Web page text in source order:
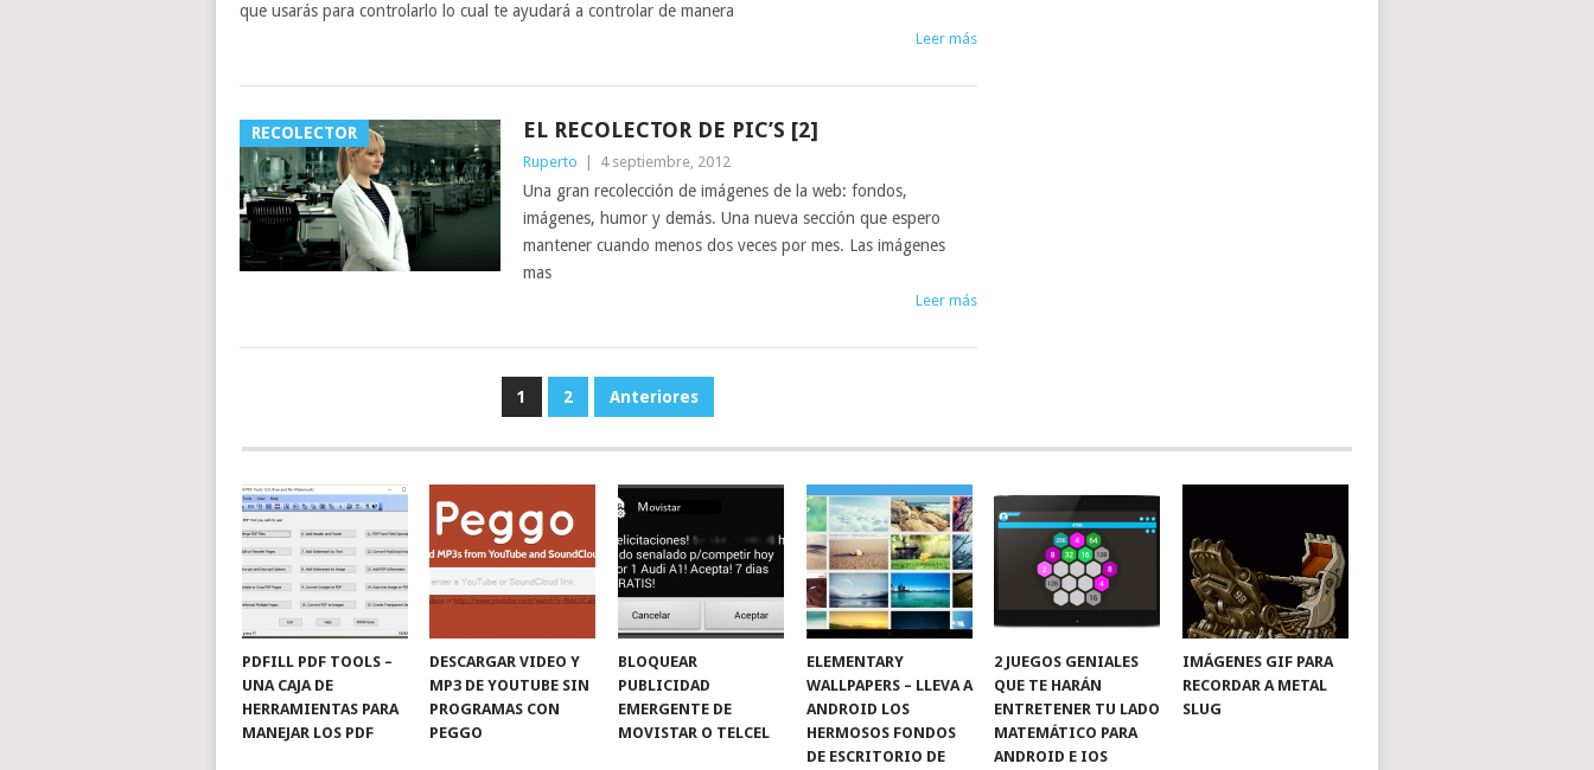
que usarás para controlarlo lo cual te ayudará a controlar de manera
Leer más
RECOLECTOR EL RECOLECTOR DE PIC’S [2]
Ruperto 4 septiembre, 2012
Una gran recolección de imágenes de la web: fondos,
imágenes, humor y demás. Una nueva sección que espero
mantener cuando menos dos veces por mes. Las imágenes
mas
Leer más
1 2 Anteriores
PDFILL PDF TOOLS –
UNA CAJA DE
HERRAMIENTAS PARA
MANEJAR LOS PDF
DESCARGAR VIDEO Y
MP3 DE YOUTUBE SIN
PROGRAMAS CON
PEGGO
BLOQUEAR
PUBLICIDAD
EMERGENTE DE
MOVISTAR O TELCEL
ELEMENTARY
WALLPAPERS – LLEVA A
ANDROID LOS
HERMOSOS FONDOS
DE ESCRITORIO DE
2 JUEGOS GENIALES
QUE TE HARÁN
ENTRETENER TU LADO
MATEMÁTICO PARA
ANDROID E IOS
IMÁGENES GIF PARA
RECORDAR A METAL
SLUG